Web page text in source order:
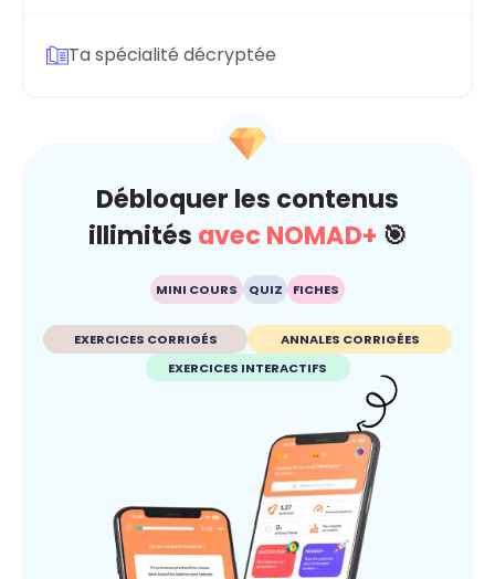
Ta spécialité décryptée
Débloquer les contenus
illimités avec NOMAD+ 🎯
MINI COURS QUIZ FICHES
EXERCICES CORRIGÉS
ANNALES CORRIGÉES
EXERCICES INTERACTIFS